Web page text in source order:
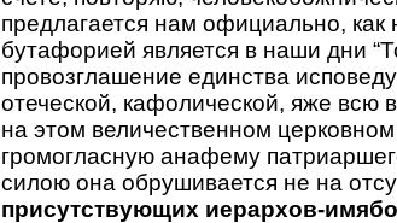
предлагается нам официально,
бутафорией является в наши дни
провозглашение единства
отеческой, кафолической, яже всю
на этом величественном
громогласную анафему
силою она обрушивается не на
присутствующих иерархов-